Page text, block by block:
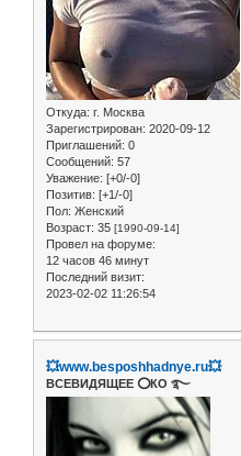
Откуда: г. Москва
Зарегистрирован: 2020-09-12
Приглашений: 0
Сообщений: 57
Уважение: [+0/-0]
Позитив: [+1/-0]
Пол: Женский
Возраст: 35 [1990-09-14]
Провел на форуме:
12 часов 46 минут
Последний визит:
2023-02-02 11:26:54
💥www.besposhhadnye.ru💥
ВСЕВИДЯЩЕЕ ⭕️КО ࿐